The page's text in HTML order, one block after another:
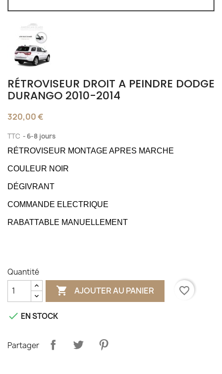
RÉTROVISEUR DROIT A PEINDRE DODGE
DURANGO 2010-2014
320,00 €
TTC 6-8 jours
RÉTROVISEUR MONTAGE APRES MARCHE
COULEUR NOIR
DÉGIVRANT
COMMANDE ELECTRIQUE
RABATTABLE MANUELLEMENT
Quantité
 AJOUTER AU PANIER favorite_border
 EN STOCK
Partager